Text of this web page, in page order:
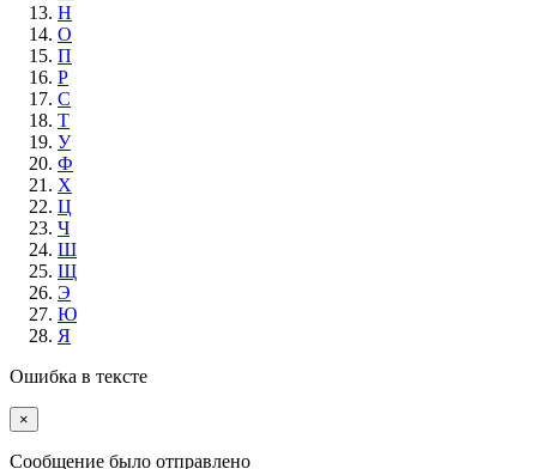
Н
О
П
Р
С
Т
У
Ф
Х
Ц
Ч
Ш
Щ
Э
Ю
Я
Ошибка в тексте
×
Cообщение было отправлено